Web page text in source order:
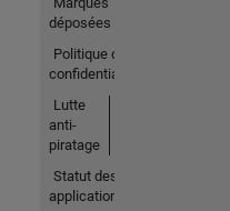
déposées
Politique de
confidentialité
Lutte
anti-
piratage
Statut des
applications